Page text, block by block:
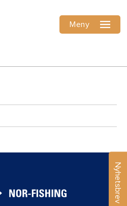
Meny
Nyhetsbrev